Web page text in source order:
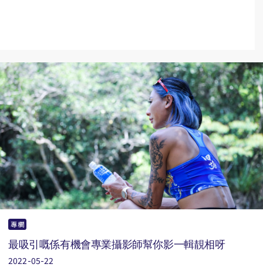
專欄
最吸引嘅係有機會專業攝影師幫你影一輯靚相呀
2022-05-22